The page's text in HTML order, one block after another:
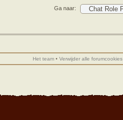
Ga naar:
Het team • Verwijder alle forumcookies